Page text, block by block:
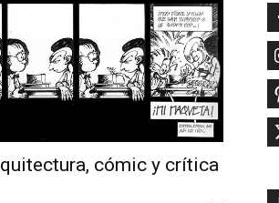
cómic y crítica